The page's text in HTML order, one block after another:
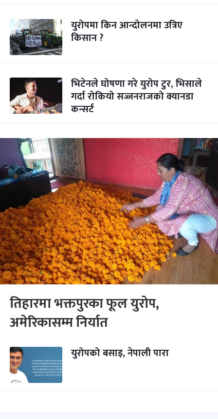
युरोपमा किन आन्दोलनमा उत्रिए
किसान ?
भिटेनले घोषणा गरे युरोप टुर, भिसाले
गर्दा रोकियो सज्जनराजको क्यानडा
कन्सर्ट
तिहारमा भक्तपुरका फूल युरोप,
अमेरिकासम्म निर्यात
युरोपको बसाइ, नेपाली पारा